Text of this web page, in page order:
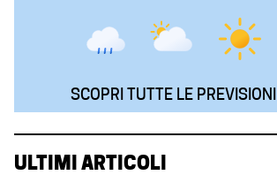
SCOPRI TUTTE LE PREVISIONI
ULTIMI ARTICOLI